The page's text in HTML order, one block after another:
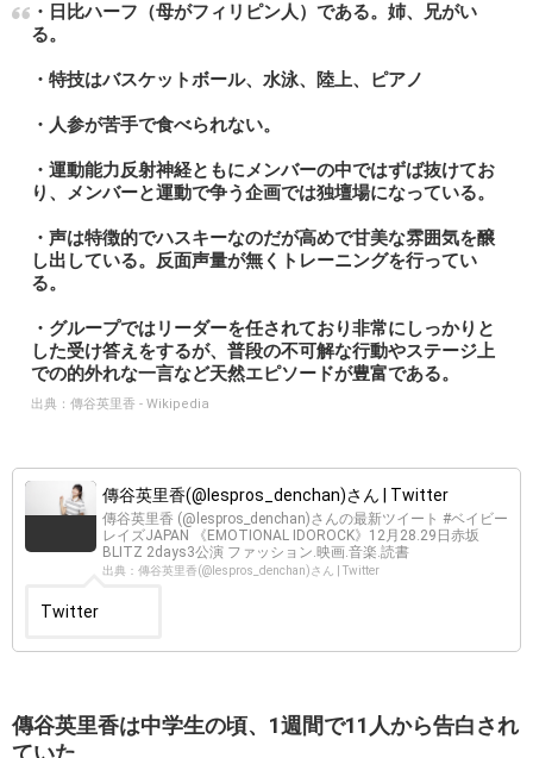
・日比ハーフ（母がフィリピン人）である。姉、兄がい
る。
・特技はバスケットボール、水泳、陸上、ピアノ
・人参が苦手で食べられない。
・運動能力反射神経ともにメンバーの中ではずば抜けてお
り、メンバーと運動で争う企画では独壇場になっている。
・声は特徴的でハスキーなのだが高めで甘美な雰囲気を醸
し出している。反面声量が無くトレーニングを行ってい
る。
・グループではリーダーを任されており非常にしっかりと
した受け答えをするが、普段の不可解な行動やステージ上
での的外れな一言など天然エピソードが豊富である。
出典： 傳谷英里香 - Wikipedia
傳谷英里香(@lespros_denchan)さん | Twitter
傳谷英里香 (@lespros_denchan)さんの最新ツイート #ベイビー
レイズJAPAN 《EMOTIONAL IDOROCK》12月28.29日赤坂
BLITZ 2days3公演 ファッション.映画.音楽.読書
出典：傳谷英里香(@lespros_denchan)さん | Twitter
Twitter
傳谷英里香は中学生の頃、1週間で11人から告白され
ていた